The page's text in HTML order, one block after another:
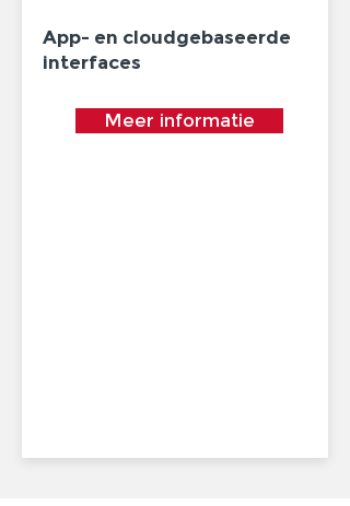
App- en cloudgebaseerde
interfaces
Meer informatie